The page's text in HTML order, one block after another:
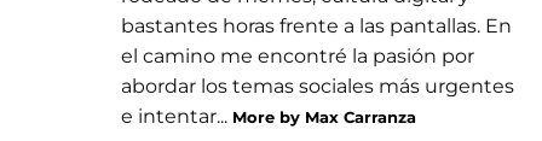
bastantes horas frente a las pantallas. En
el camino me encontré la pasión por
abordar los temas sociales más urgentes
e intentar... More by Max Carranza